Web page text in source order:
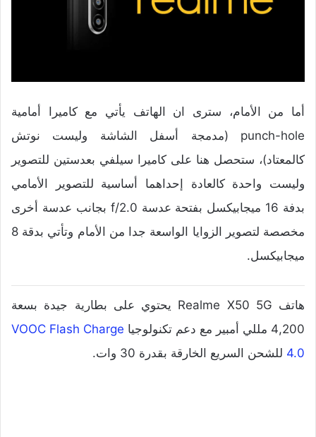
أما من الأمام، سترى ان الهاتف يأتي مع كاميرا أمامية
punch-hole (مدمجة أسفل الشاشة وليست نوتش
كالمعتاد)، ستحصل هنا على كاميرا سيلفي بعدستين للتصوير
وليست واحدة كالعادة إحداهما أساسية للتصوير الأمامي
بدفة 16 ميجابيكسل بفتحة عدسة f/2.0 بجانب عدسة أخرى
مخصصة لتصوير الزوايا الواسعة جدا من الأمام وتأتي بدقة 8
ميجابيكسل.
هاتف Realme X50 5G يحتوي على بطارية جيدة بسعة
4,200 مللي أمبير مع دعم تكنولوجيا
VOOC Flash Charge
4.0 للشحن السريع الخارقة بقدرة 30 وات.